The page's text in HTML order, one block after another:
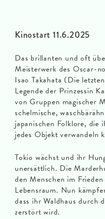
Kinostart 11.6.2025
Das brillanten und oft
Meisterwerk des Oscar-
Isao Takahata (Die
Legende der Prinzessin
von Gruppen magischer
schelmische,
japanischen Folklore, die
jedes Objekt verwandeln
Tokio wächst und ihr
unersättlich. Die
den Menschen im
Lebensraum. Nun
dass ihr Waldhaus durch
zerstört wird.